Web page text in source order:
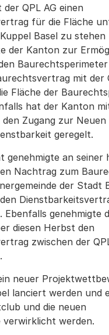
QPL AG einen
für die Fläche
Basel zu stehen
der Kanton zur
Baurechtsperimeter
mit der
Fläche der
hat der Kanton
Zugang zur Neuen
geregelt.
genehmigte an seiner
Nachtrag zum
der Stadt
Ebenfalls genehmigte
diesen Herbst den
zwischen der
neuer
lanciert werden und
und die neuen
verwirklicht werden.